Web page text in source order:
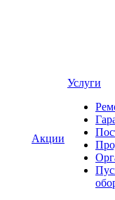
Акции
Услуги